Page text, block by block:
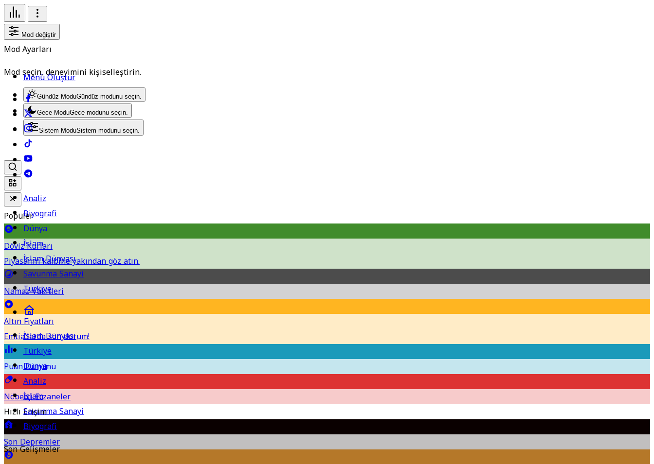
Mod değiştir
Mod Ayarları
Mod seçin, deneyimini kişiselleştirin.
Gündüz ModuGündüz modunu seçin.
Gece ModuGece modunu seçin.
Sistem ModuSistem modunu seçin.
Popüler
Döviz Kurları
Piyasanın kalbine yakından göz atın.
Namaz Vakitleri
Altın Fiyatları
Emtia'larda son durum!
Puan Durumu
Nöbetçi Eczaneler
Hızlı Erişim
Son Depremler
Menü Oluştur
Analiz
Biyografi
Dünya
İslam
İslam Dünyası
Savunma Sanayi
Türkiye
İslam Dünyası
Türkiye
Dünya
Analiz
İslam
Savunma Sanayi
Biyografi
Son Gelişmeler